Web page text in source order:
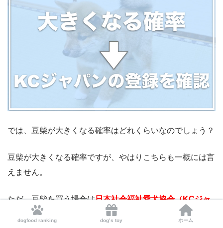
では、豆柴が大きくなる確率はどれくらいなのでしょう？
豆柴が大きくなる確率ですが、やはりこちらも一概には言
えません。
ただ、豆柴を買う場合は日本社会福祉愛犬協会（KCジャ
パン）が豆柴としての血統書を発行しているかどうか
dogfood ranking dog’s toy ホーム